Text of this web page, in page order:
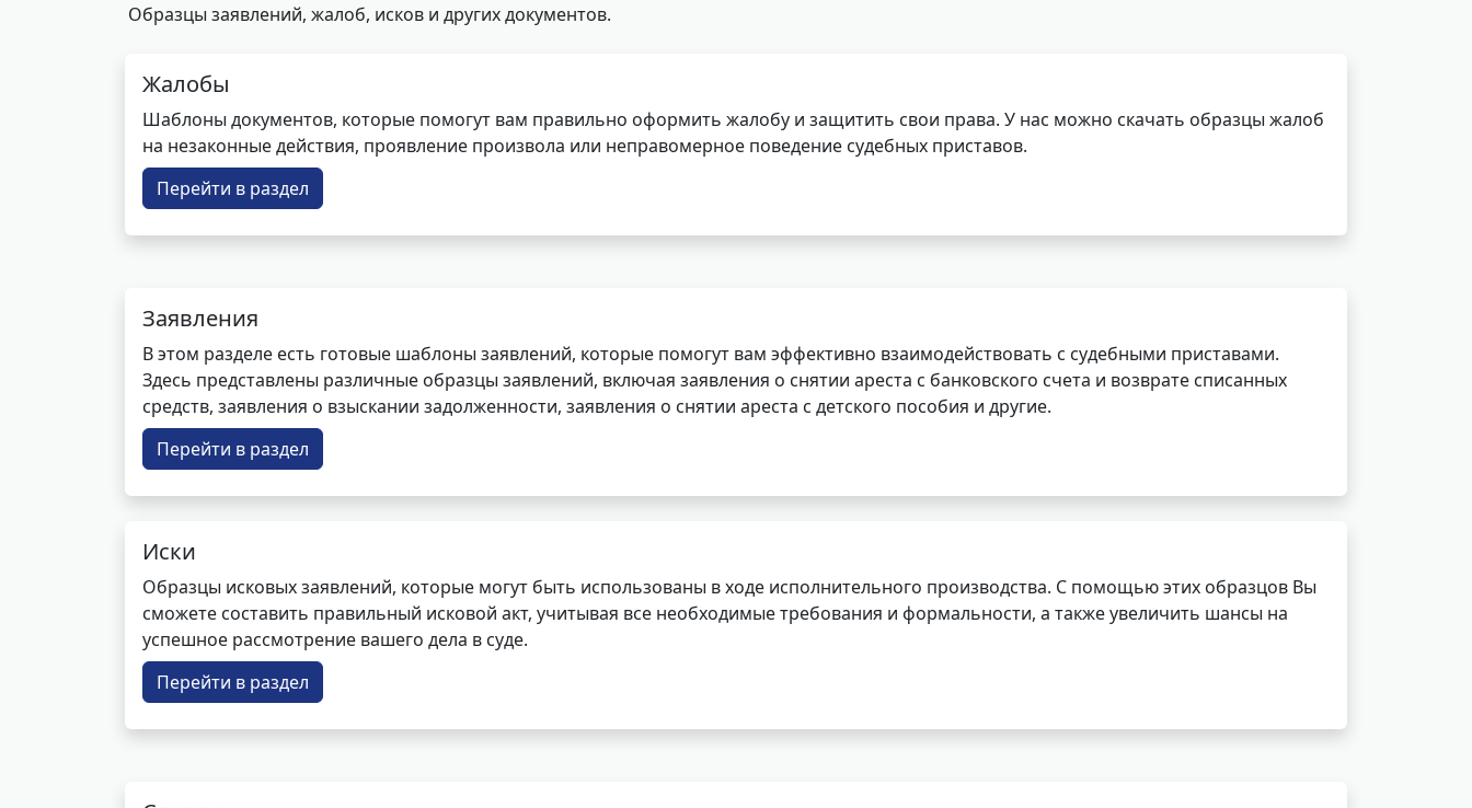
Образцы заявлений, жалоб, исков и других документов.
Жалобы
Шаблоны документов, которые помогут вам правильно оформить жалобу и защитить свои права. У нас можно скачать образцы жалоб
на незаконные действия, проявление произвола или неправомерное поведение судебных приставов.
Перейти в раздел
Заявления
В этом разделе есть готовые шаблоны заявлений, которые помогут вам эффективно взаимодействовать с судебными приставами.
Здесь представлены различные образцы заявлений, включая заявления о снятии ареста с банковского счета и возврате списанных
средств, заявления о взыскании задолженности, заявления о снятии ареста с детского пособия и другие.
Перейти в раздел
Иски
Образцы исковых заявлений, которые могут быть использованы в ходе исполнительного производства. С помощью этих образцов Вы
сможете составить правильный исковой акт, учитывая все необходимые требования и формальности, а также увеличить шансы на
успешное рассмотрение вашего дела в суде.
Перейти в раздел